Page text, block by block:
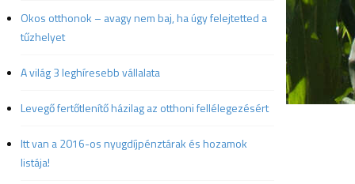
Okos otthonok – avagy nem baj, ha úgy felejtetted a
tűzhelyet
A világ 3 leghíresebb vállalata
Levegő fertőtlenítő házilag az otthoni fellélegezésért
Itt van a 2016-os nyugdíjpénztárak és hozamok
listája!